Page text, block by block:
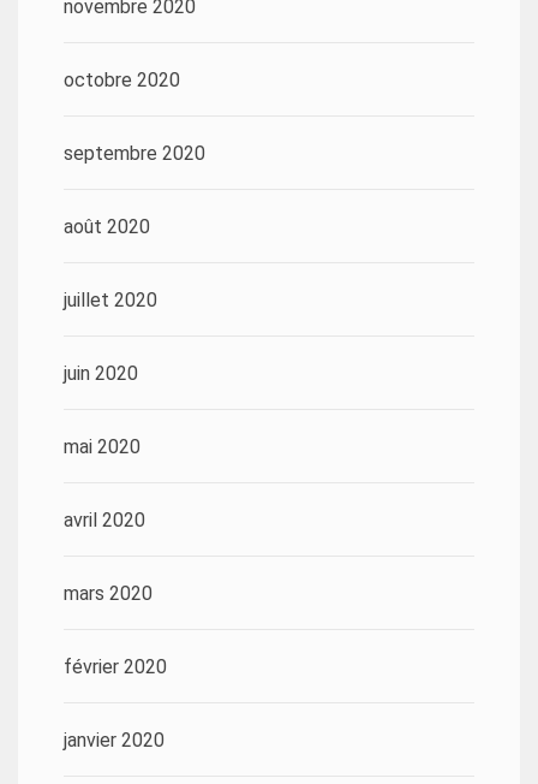
novembre 2020
octobre 2020
septembre 2020
août 2020
juillet 2020
juin 2020
mai 2020
avril 2020
mars 2020
février 2020
janvier 2020